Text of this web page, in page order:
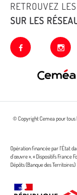
RETROUVEZ
SUR LES
facebook
© Copyright Cemea pour tous
Opération financée par l’État
d’œuvre », « Dispositifs France
Dépôts (Banque des Territoires)